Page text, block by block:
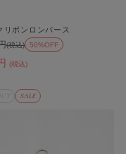
リボンロンパース
(税込)
(税込) 50%OFF
SALE